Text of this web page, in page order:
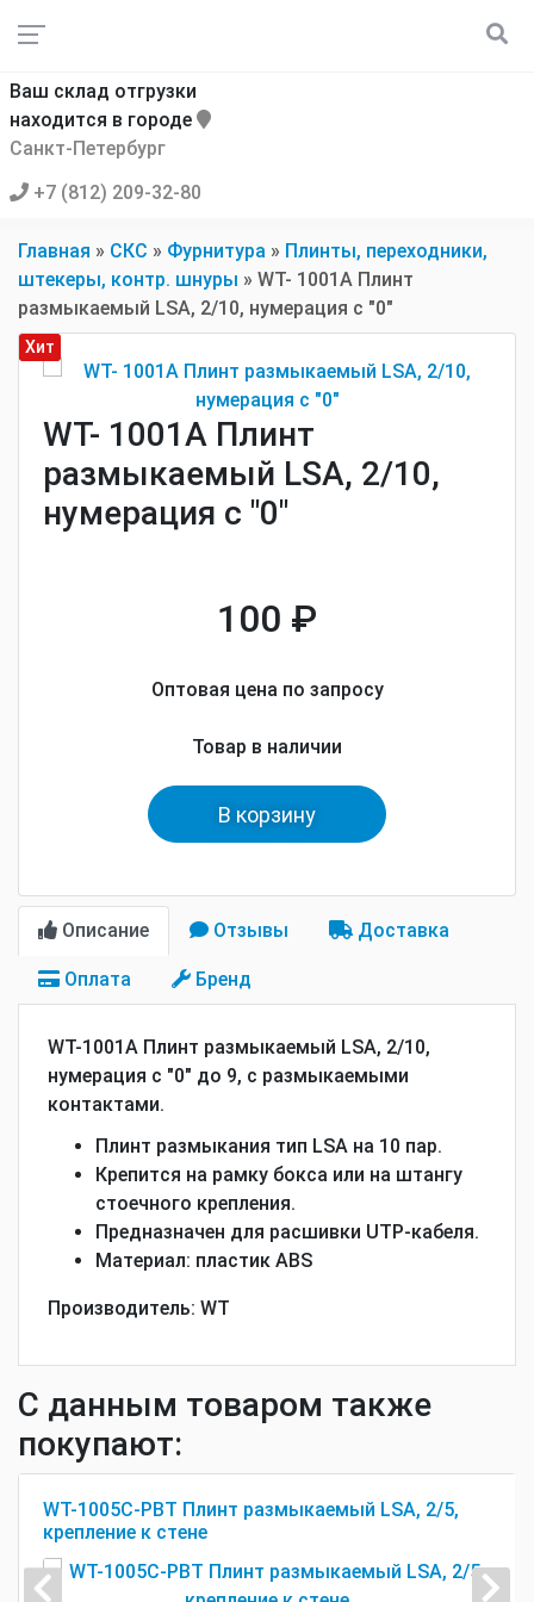
Ваш склад отгрузки
находится в городе
Санкт-Петербург
+7 (812) 209-32-80
Главная » СКС » Фурнитура » Плинты, переходники,
штекеры, контр. шнуры » WT- 1001A Плинт
размыкаемый LSA, 2/10, нумерация с "0"
Хит
WT- 1001A Плинт
размыкаемый LSA, 2/10,
нумерация с "0"
100 ₽
Оптовая цена по запросу
Товар в наличии
В корзину
Описание Отзывы Доставка
Оплата Бренд
WT-1001A Плинт размыкаемый LSA, 2/10,
нумерация с "0" до 9, с размыкаемыми
контактами.
Плинт размыкания тип LSA на 10 пар.
Крепится на рамку бокса или на штангу
стоечного крепления.
Предназначен для расшивки UTP-кабеля.
Материал: пластик ABS
Производитель: WT
С данным товаром также
покупают:
WT-1005С-PBT Плинт размыкаемый LSA, 2/5,
крепление к стене